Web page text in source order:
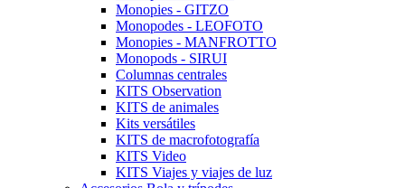
Monopies - GITZO
Monopodes - LEOFOTO
Monopies - MANFROTTO
Monopods - SIRUI
Columnas centrales
KITS Observation
KITS de animales
Kits versátiles
KITS de macrofotografía
KITS Video
KITS Viajes y viajes de luz